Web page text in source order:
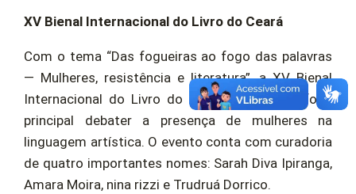
XV Bienal Internacional do Livro do Ceará
Com o tema “Das fogueiras ao fogo das palavras
— Mulheres, resistência e literatura”, a XV Bienal
Internacional do Livro do Ceará tem como foco
principal debater a presença de mulheres na
linguagem artística. O evento conta com curadoria
de quatro importantes nomes: Sarah Diva Ipiranga,
Amara Moira, nina rizzi e Trudruá Dorrico.